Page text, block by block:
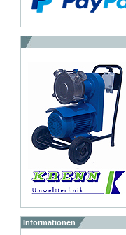
Informationen